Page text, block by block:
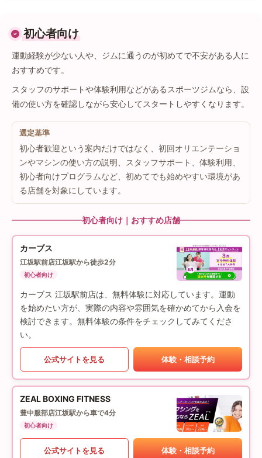
初心者向け
運動経験が少ない人や、ジムに通うのが初めてで不安がある人に
おすすめです。
スタッフのサポートや体験利用などがあるスポーツジムなら、設
備の使い方を確認しながら安心してスタートしやすくなります。
選定基準
初心者歓迎という案内だけではなく、初回オリエンテーショ
ンやマシンの使い方の説明、スタッフサポート、体験利用、
初心者向けプログラムなど、初めてでも始めやすい環境があ
る店舗を対象にしています。
初心者向け｜おすすめ店舗
カーブス
江坂駅前店江坂駅から徒歩2分
初心者向け
カーブス 江坂駅前店は、無料体験に対応しています。運動
を始めたい方が、実際の内容や雰囲気を確かめてから入会を
検討できます。無料体験の条件をチェックしてみてくださ
い。
公式サイトを見る 体験・相談予約
ZEAL BOXING FITNESS
豊中服部店江坂駅から車で4分
初心者向け
公式サイトを見る 体験・相談予約